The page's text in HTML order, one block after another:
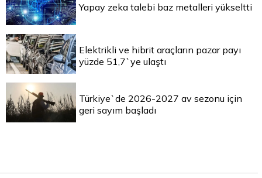
Yapay zeka talebi baz metalleri yükseltti
Elektrikli ve hibrit araçların pazar payı
yüzde 51,7`ye ulaştı
Türkiye`de 2026-2027 av sezonu için
geri sayım başladı